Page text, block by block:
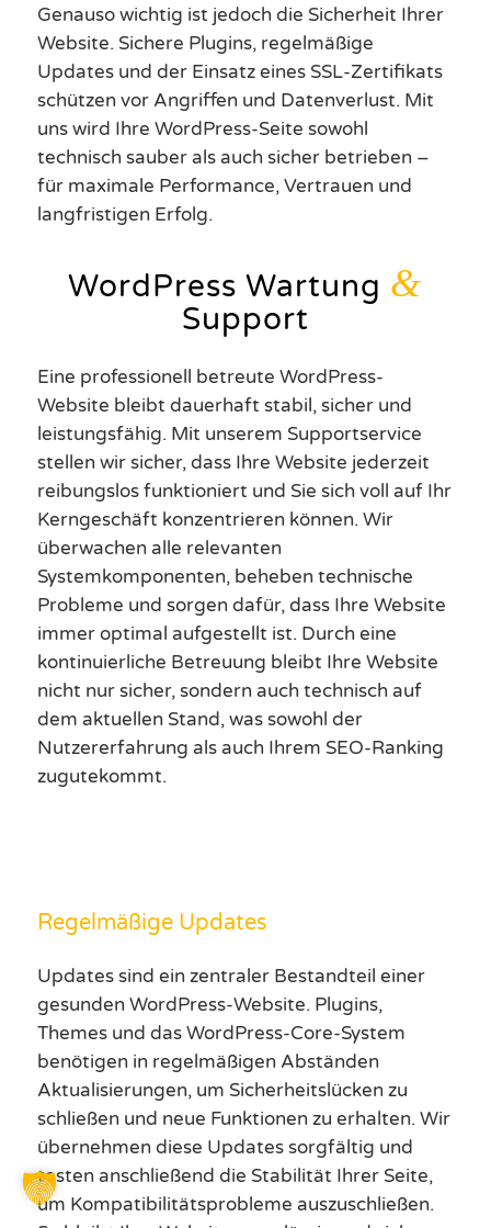
Genauso wichtig ist jedoch die Sicherheit Ihrer
Website. Sichere Plugins, regelmäßige
Updates und der Einsatz eines SSL-Zertifikats
schützen vor Angriffen und Datenverlust. Mit
uns wird Ihre WordPress-Seite sowohl
technisch sauber als auch sicher betrieben –
für maximale Performance, Vertrauen und
langfristigen Erfolg.
WordPress Wartung &
Support
Eine professionell betreute WordPress-
Website bleibt dauerhaft stabil, sicher und
leistungsfähig. Mit unserem Supportservice
stellen wir sicher, dass Ihre Website jederzeit
reibungslos funktioniert und Sie sich voll auf Ihr
Kerngeschäft konzentrieren können. Wir
überwachen alle relevanten
Systemkomponenten, beheben technische
Probleme und sorgen dafür, dass Ihre Website
immer optimal aufgestellt ist. Durch eine
kontinuierliche Betreuung bleibt Ihre Website
nicht nur sicher, sondern auch technisch auf
dem aktuellen Stand, was sowohl der
Nutzererfahrung als auch Ihrem SEO-Ranking
zugutekommt.
Regelmäßige Updates
Updates sind ein zentraler Bestandteil einer
gesunden WordPress-Website. Plugins,
Themes und das WordPress-Core-System
benötigen in regelmäßigen Abständen
Aktualisierungen, um Sicherheitslücken zu
schließen und neue Funktionen zu erhalten. Wir
übernehmen diese Updates sorgfältig und
testen anschließend die Stabilität Ihrer Seite,
um Kompatibilitätsprobleme auszuschließen.